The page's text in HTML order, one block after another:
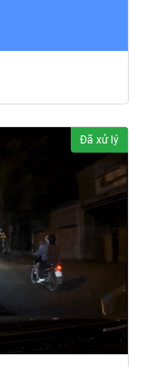
Đã xử lý